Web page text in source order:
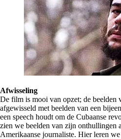
Afwisseling
De film is mooi van opzet; de beelden
afgewisseld met beelden van een
een speech houdt om de Cubaanse
zien we beelden van zijn onthullingen
Amerikaanse journaliste. Hier leren